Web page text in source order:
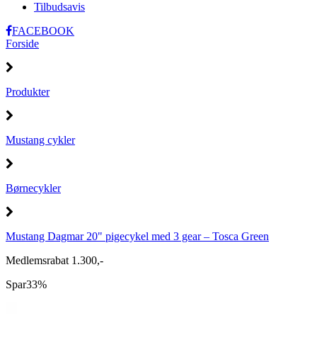
Tilbudsavis
FACEBOOK
Forside
Produkter
Mustang cykler
Børnecykler
Mustang Dagmar 20" pigecykel med 3 gear – Tosca Green
Medlemsrabat 1.300,-
Spar33%